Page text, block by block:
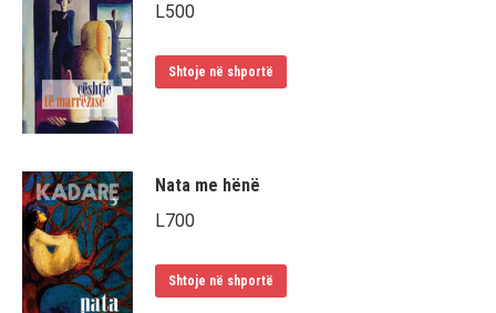
L500
Shtoje në shportë
Nata me hënë
L700
Shtoje në shportë